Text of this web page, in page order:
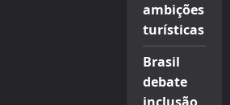
ambições
turísticas
Brasil
debate